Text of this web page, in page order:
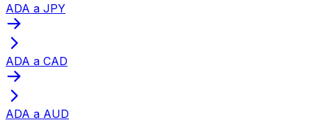
ADA a JPY
ADA a CAD
ADA a AUD